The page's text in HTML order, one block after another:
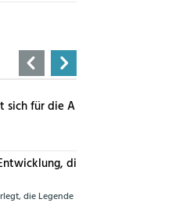
sich für die A
di
die Legende